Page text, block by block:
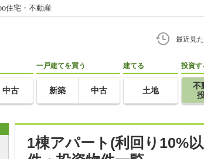
住宅・不動産
最近見
中古
一戸建てを買う
新築 中古
建てる
土地
投資す
不
1棟アパート(利回り10%